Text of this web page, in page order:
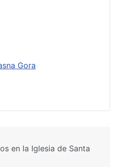
Gora
en la Iglesia de Santa